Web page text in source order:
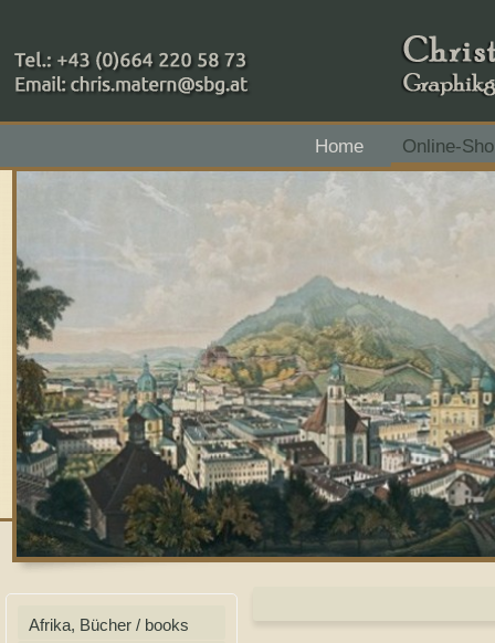
+43 (0)664 220 58 73
Home
Online-
Zahlungsmethoden: RAIBA - Flachgau Mitte - IBAN
Afrika, Bücher / books